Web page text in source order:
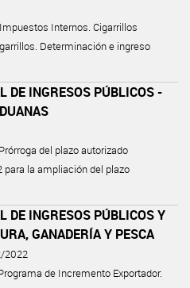
Internos. Cigarrillos
Determinación e ingreso
DE INGRESOS PÚBLICOS -
del plazo autorizado
para la ampliación del plazo
DE INGRESOS PÚBLICOS Y
GANADERÍA Y PESCA
2022
de Incremento Exportador.